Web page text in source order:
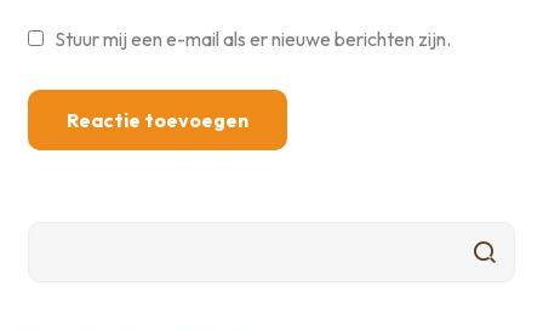
Stuur mij een e-mail als er nieuwe berichten zijn.